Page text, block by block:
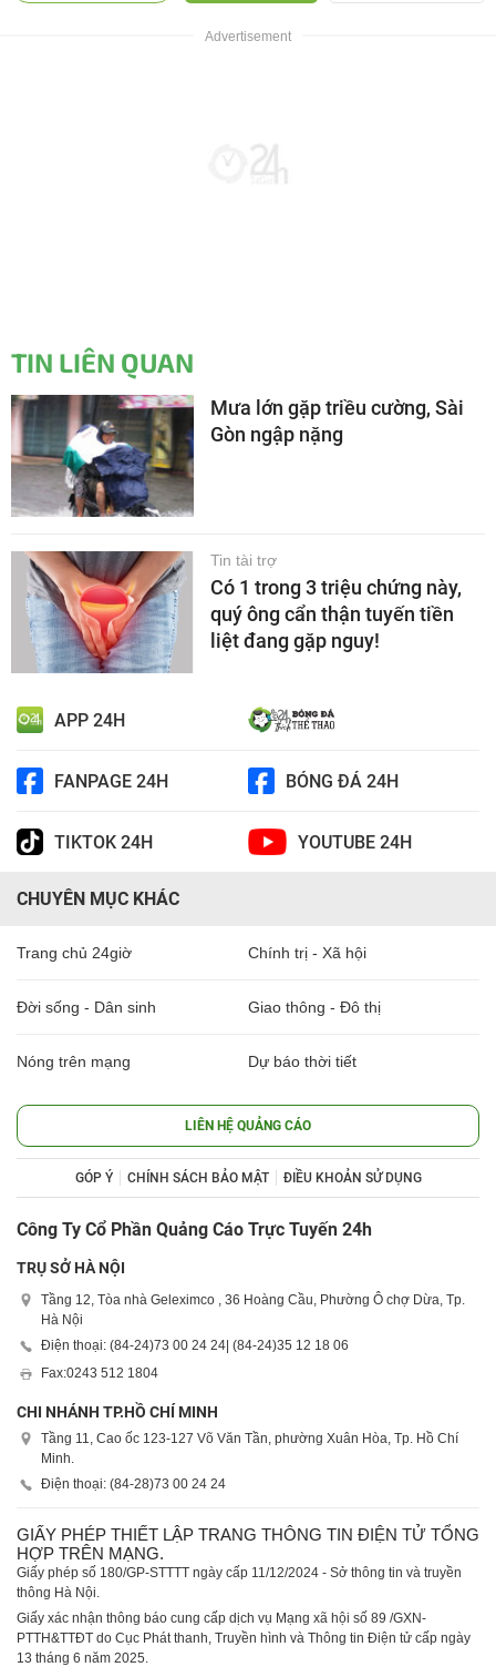
TIN LIÊN QUAN
Mưa lớn gặp triều cường, Sài
Gòn ngập nặng
Tin tài trợ
Có 1 trong 3 triệu chứng này,
quý ông cẩn thận tuyến tiền
liệt đang gặp nguy!
APP 24H
FANPAGE 24H BÓNG ĐÁ 24H
TIKTOK 24H YOUTUBE 24H
CHUYÊN MỤC KHÁC
Trang chủ 24giờ Chính trị - Xã hội
Đời sống - Dân sinh Giao thông - Đô thị
Nóng trên mạng Dự báo thời tiết
LIÊN HỆ QUẢNG CÁO
GÓP Ý CHÍNH SÁCH BẢO MẬT ĐIỀU KHOẢN SỬ DỤNG
Công Ty Cổ Phần Quảng Cáo Trực Tuyến 24h
TRỤ SỞ HÀ NỘI
Tầng 12, Tòa nhà Geleximco , 36 Hoàng Cầu, Phường Ô chợ Dừa, Tp.
Hà Nội
Điện thoại: (84-24)73 00 24 24 | (84-24)35 12 18 06
Fax:0243 512 1804
CHI NHÁNH TP.HỒ CHÍ MINH
Tầng 11, Cao ốc 123-127 Võ Văn Tần, phường Xuân Hòa, Tp. Hồ Chí
Minh.
Điện thoại: (84-28)73 00 24 24
GIẤY PHÉP THIẾT LẬP TRANG THÔNG TIN ĐIỆN TỬ TỔNG
HỢP TRÊN MẠNG.
Giấy phép số 180/GP-STTTT ngày cấp 11/12/2024 - Sở thông tin và truyền
thông Hà Nội.
Giấy xác nhận thông báo cung cấp dịch vụ Mạng xã hội số 89 /GXN-
PTTH&TTĐT do Cục Phát thanh, Truyền hình và Thông tin Điện tử cấp ngày
13 tháng 6 năm 2025.